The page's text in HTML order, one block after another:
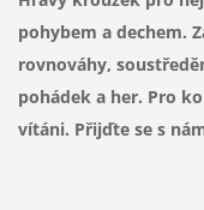
pohybem a dechem.
rovnováhy,
pohádek a her. Pro
vítáni. Přijďte se s